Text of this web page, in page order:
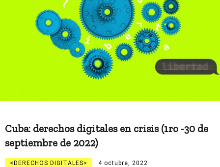
Cuba: derechos digitales en crisis (1ro -30 de
septiembre de 2022)
DERECHOS DIGITALES 4 octubre, 2022